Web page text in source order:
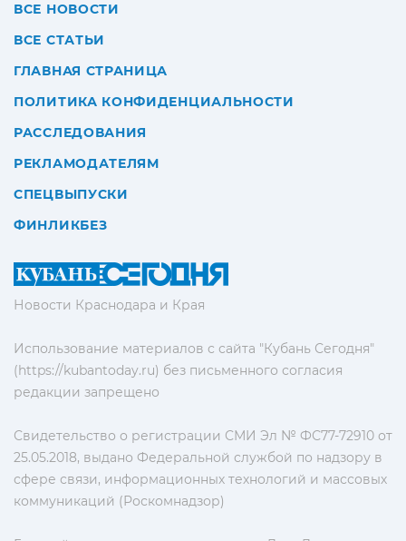
Новости Краснодара и Края
Использование материалов с сайта "Кубань Сегодня"
(https://kubantoday.ru) без письменного согласия
редакции запрещено
Свидетельство о регистрации СМИ Эл № ФС77-72910 от
25.05.2018, выдано Федеральной службой по надзору в
сфере связи, информационных технологий и массовых
коммуникаций (Роскомнадзор)
ВСЕ НОВОСТИ
ВСЕ СТАТЬИ
ГЛАВНАЯ СТРАНИЦА
ПОЛИТИКА КОНФИДЕНЦИАЛЬНОСТИ
РАССЛЕДОВАНИЯ
РЕКЛАМОДАТЕЛЯМ
СПЕЦВЫПУСКИ
ФИНЛИКБЕЗ